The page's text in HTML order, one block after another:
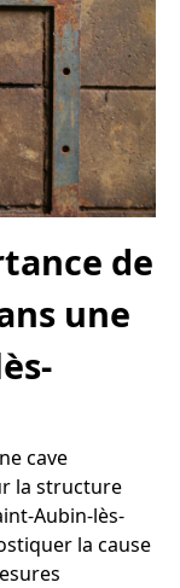
de
une
cave
la structure
Aubin-lès-
la cause